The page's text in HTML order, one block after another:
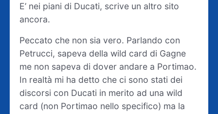
E’ nei piani di Ducati, scrive un altro sito
ancora.
Peccato che non sia vero. Parlando con
Petrucci, sapeva della wild card di Gagne
me non sapeva di dover andare a Portimao.
In realtà mi ha detto che ci sono stati dei
discorsi con Ducati in merito ad una wild
card (non Portimao nello specifico) ma la